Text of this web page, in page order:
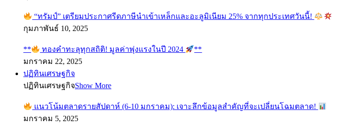
“ทรัมป์” เตรียมประกาศรีดภาษีนำเข้าเหล็กและอะลูมิเนียม 25% จากทุกประเทศวันนี้!
กุมภาพันธ์ 10, 2025
** ทองคำทะลุทุกสถิติ! มูลค่าพุ่งแรงในปี 2024
**
มกราคม 22, 2025
ปฏิทินเศรษฐกิจ
ปฏิทินเศรษฐกิจShow More
แนวโน้มตลาดรายสัปดาห์ (6-10 มกราคม): เจาะลึกข้อมูลสำคัญที่จะเปลี่ยนโฉมตลาด!
มกราคม 5, 2025